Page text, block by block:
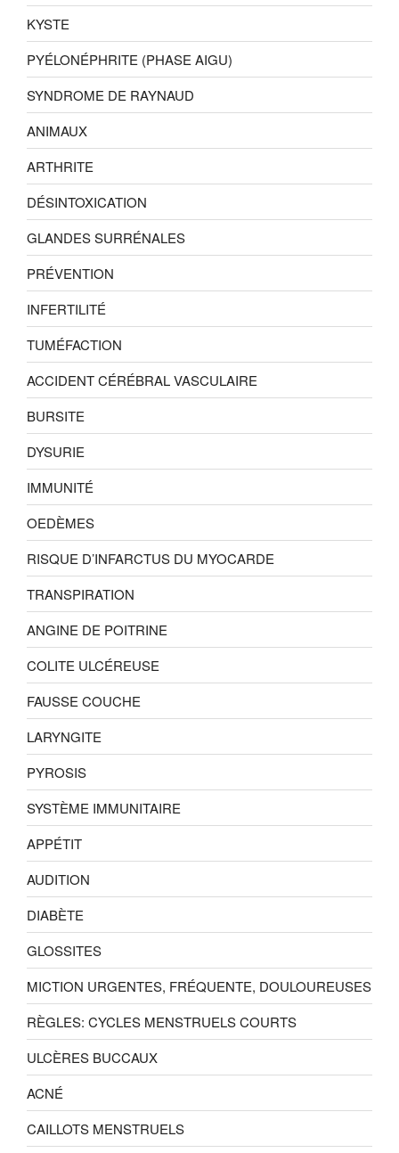
KYSTE
PYÉLONÉPHRITE (PHASE AIGU)
SYNDROME DE RAYNAUD
ANIMAUX
ARTHRITE
DÉSINTOXICATION
GLANDES SURRÉNALES
PRÉVENTION
INFERTILITÉ
TUMÉFACTION
ACCIDENT CÉRÉBRAL VASCULAIRE
BURSITE
DYSURIE
IMMUNITÉ
OEDÈMES
RISQUE D’INFARCTUS DU MYOCARDE
TRANSPIRATION
ANGINE DE POITRINE
COLITE ULCÉREUSE
FAUSSE COUCHE
LARYNGITE
PYROSIS
SYSTÈME IMMUNITAIRE
APPÉTIT
AUDITION
DIABÈTE
GLOSSITES
MICTION URGENTES, FRÉQUENTE, DOULOUREUSES
RÈGLES: CYCLES MENSTRUELS COURTS
ULCÈRES BUCCAUX
ACNÉ
CAILLOTS MENSTRUELS